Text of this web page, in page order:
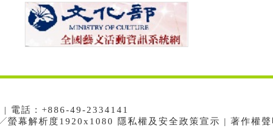
| 電話：+886-49-2334141
幕解析度1920x1080 隱私權及安全政策宣示 | 著作權聲